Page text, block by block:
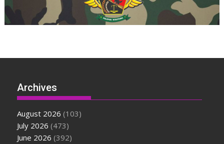
Archives
August 2026 (103)
July 2026 (473)
June 2026 (392)